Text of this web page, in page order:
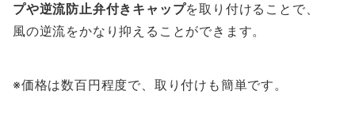
プや逆流防止弁付きキャップを取り付けることで、
風の逆流をかなり抑えることができます。
※価格は数百円程度で、取り付けも簡単です。